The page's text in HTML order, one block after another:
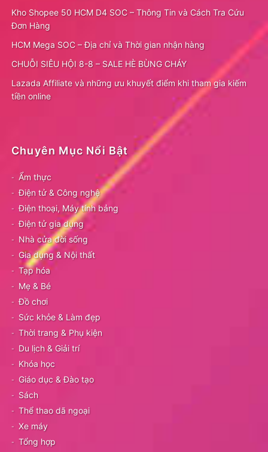
Kho Shopee 50 HCM D4 SOC – Thông Tin và Cách Tra Cứu
Đơn Hàng
HCM Mega SOC – Địa chỉ và Thời gian nhận hàng
CHUỖI SIÊU HỘI 8-8 – SALE HÈ BÙNG CHÁY
Lazada Affiliate và những ưu khuyết điểm khi tham gia kiếm
tiền online
Chuyên Mục Nổi Bật
Ẩm thực
Điện tử & Công nghệ
Điện thoại, Máy tính bảng
Điện tử gia dụng
Nhà cửa đời sống
Gia dụng & Nội thất
Tạp hóa
Mẹ & Bé
Đồ chơi
Sức khỏe & Làm đẹp
Thời trang & Phụ kiện
Du lịch & Giải trí
Khóa học
Giáo dục & Đào tạo
Sách
Thể thao dã ngoại
Xe máy
Tổng hợp